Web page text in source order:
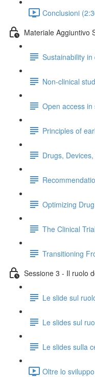
Conclusioni
Materiale Aggiuntivo
Sustainability
Non-clinical
Open access
Principles of
Drugs,
Optimizing
The Clinical
Transitioning
Sessione 3 - Il ruolo
Le slide sul
Le slides sul
Le slides sulla
Oltre lo